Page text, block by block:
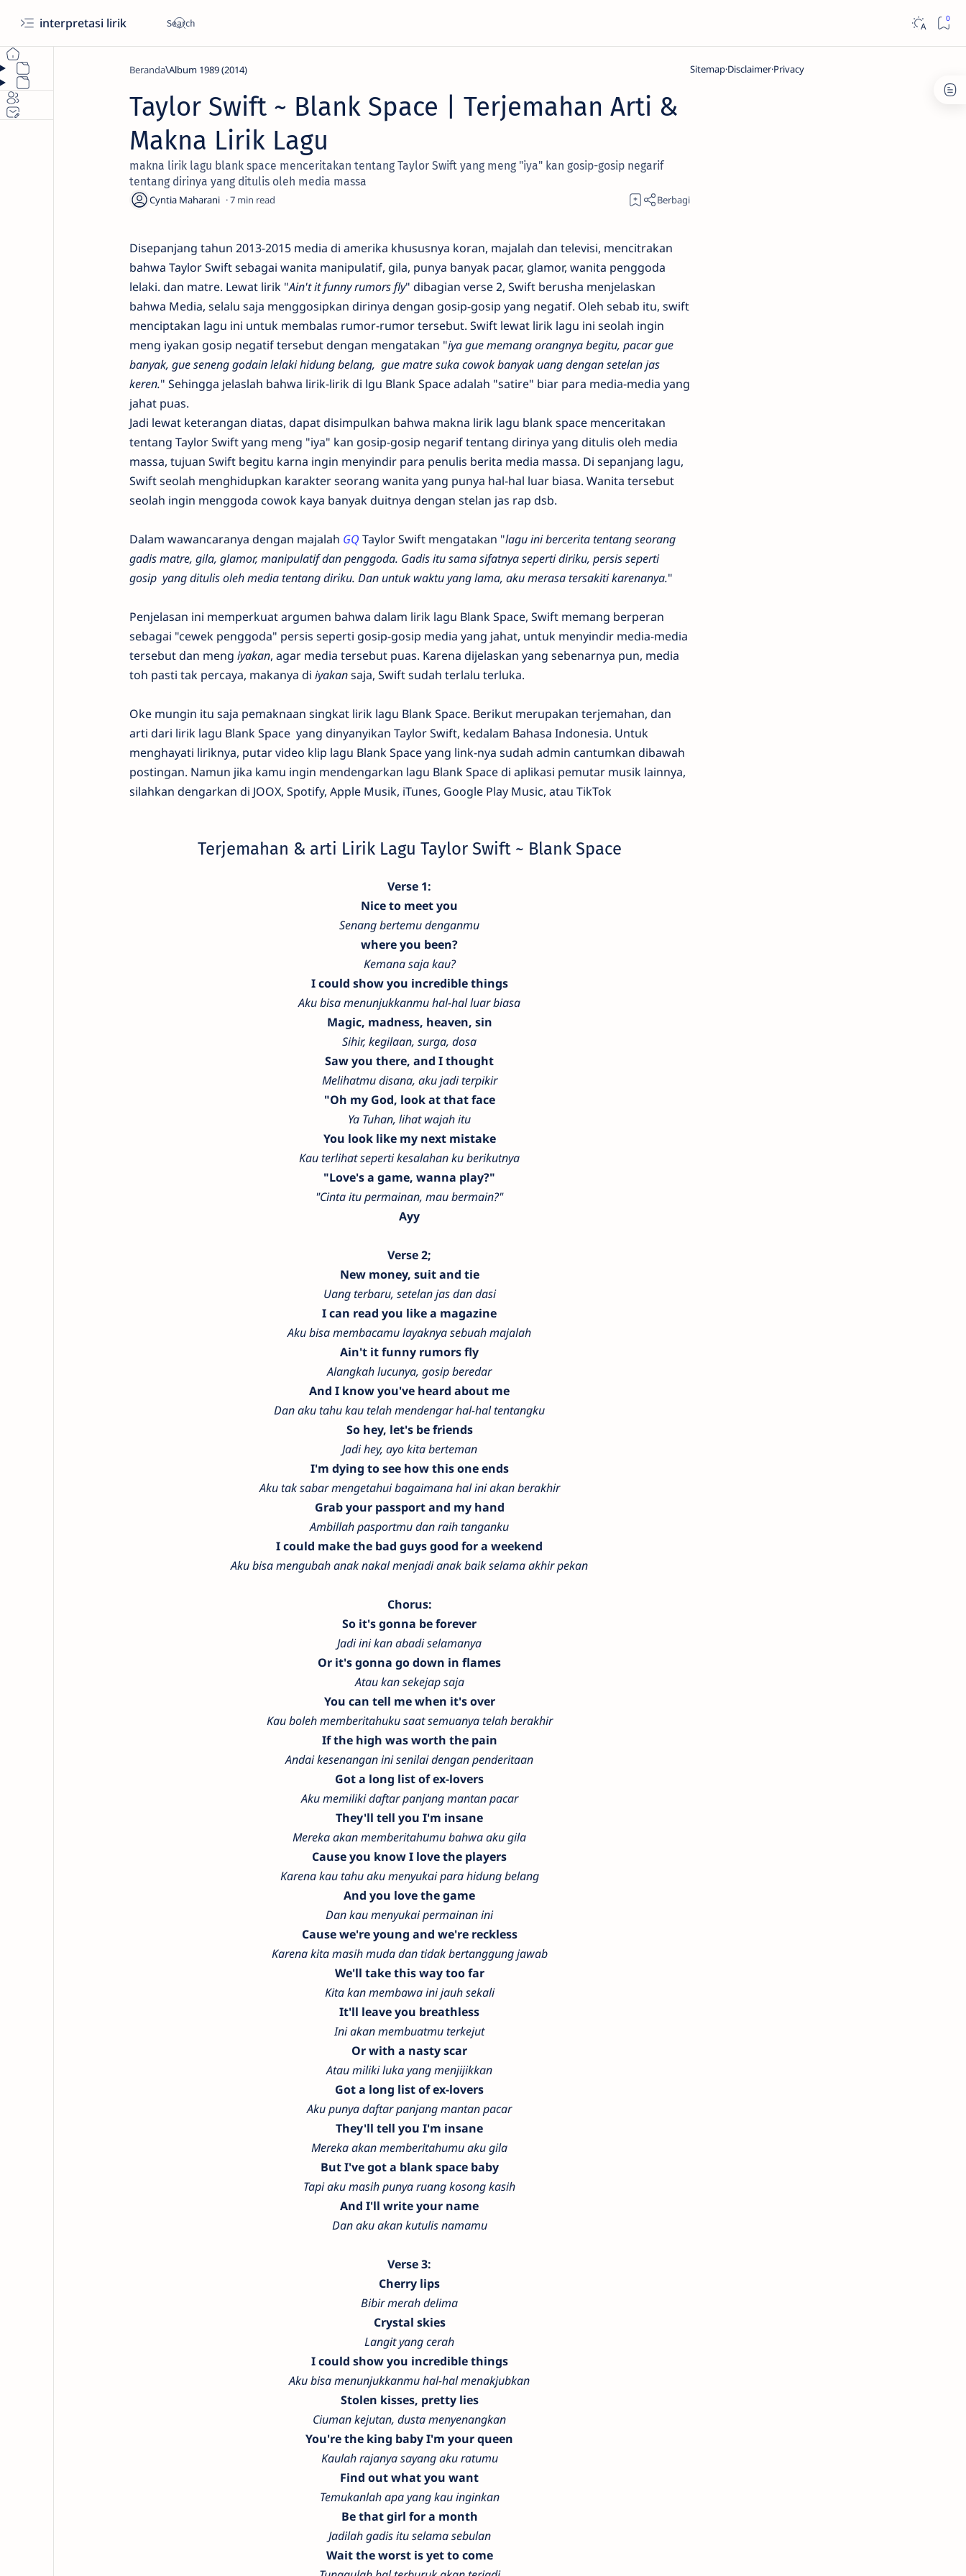
interpretasi lirik
Beranda Album 1989 (2014)
Taylor Swift ~ Blank Space | Terjemahan Arti &
Makna Lirik Lagu
makna lirik lagu blank space menceritakan tentang Taylor Swift yang meng "iya" kan gosip-gosip negarif
tentang dirinya yang ditulis oleh media massa
7
Disepanjang tahun 2013-2015 media di amerika khususnya koran, majalah dan televisi, mencitrakan
bahwa Taylor Swift sebagai wanita manipulatif, gila, punya banyak pacar, glamor, wanita penggoda
lelaki. dan matre. Lewat lirik "Ain't it funny rumors fly" dibagian verse 2, Swift berusha menjelaskan
bahwa Media, selalu saja menggosipkan dirinya dengan gosip-gosip yang negatif. Oleh sebab itu, swift
menciptakan lagu ini untuk membalas rumor-rumor tersebut. Swift lewat lirik lagu ini seolah ingin
meng iyakan gosip negatif tersebut dengan mengatakan "iya gue memang orangnya begitu, pacar gue
banyak, gue seneng godain lelaki hidung belang, gue matre suka cowok banyak uang dengan setelan jas
keren." Sehingga jelaslah bahwa lirik-lirik di lgu Blank Space adalah "satire" biar para media-media yang
jahat puas.
Jadi lewat keterangan diatas, dapat disimpulkan bahwa makna lirik lagu blank space menceritakan
tentang Taylor Swift yang meng "iya" kan gosip-gosip negarif tentang dirinya yang ditulis oleh media
massa, tujuan Swift begitu karna ingin menyindir para penulis berita media massa. Di sepanjang lagu,
Swift seolah menghidupkan karakter seorang wanita yang punya hal-hal luar biasa. Wanita tersebut
seolah ingin menggoda cowok kaya banyak duitnya dengan stelan jas rap dsb.
Dalam wawancaranya dengan majalah GQ Taylor Swift mengatakan "lagu ini bercerita tentang seorang
gadis matre, gila, glamor, manipulatif dan penggoda. Gadis itu sama sifatnya seperti diriku, persis seperti
gosip yang ditulis oleh media tentang diriku. Dan untuk waktu yang lama, aku merasa tersakiti karenanya."
Penjelasan ini memperkuat argumen bahwa dalam lirik lagu Blank Space, Swift memang berperan
sebagai "cewek penggoda" persis seperti gosip-gosip media yang jahat, untuk menyindir media-media
tersebut dan meng iyakan, agar media tersebut puas. Karena dijelaskan yang sebenarnya pun, media
toh pasti tak percaya, makanya di iyakansaja, Swift sudah terlalu terluka.
Oke mungin itu saja pemaknaan singkat lirik lagu Blank Space. Berikut merupakan terjemahan, dan
arti dari lirik lagu Blank Space yang dinyanyikan Taylor Swift, kedalam Bahasa Indonesia. Untuk
menghayati liriknya, putar video klip lagu Blank Space yang link-nya sudah admin cantumkan dibawah
postingan. Namun jika kamu ingin mendengarkan lagu Blank Space di aplikasi pemutar musik lainnya,
silahkan dengarkan di JOOX, Spotify, Apple Musik, iTunes, Google Play Music, atau TikTok
Terjemahan & arti Lirik Lagu Taylor Swift ~ Blank Space
Verse 1:
Nice to meet you
Senang bertemu denganmu
where you been?
Kemana saja kau?
I could show you incredible things
Aku bisa menunjukkanmu hal-hal luar biasa
Magic, madness, heaven, sin
Sihir, kegilaan, surga, dosa
Saw you there, and I thought
Melihatmu disana, aku jadi terpikir
"Oh my God, look at that face
Ya Tuhan, lihat wajah itu
You look like my next mistake
Kau terlihat seperti kesalahan ku berikutnya
"Love's a game, wanna play?"
"Cinta itu permainan, mau bermain?"
Ayy
Verse 2;
New money, suit and tie
Uang terbaru, setelan jas dan dasi
I can read you like a magazine
Aku bisa membacamu layaknya sebuah majalah
Ain't it funny rumors fly
Alangkah lucunya, gosip beredar
And I know you've heard about me
Dan aku tahu kau telah mendengar hal-hal tentangku
So hey, let's be friends
Jadi hey, ayo kita berteman
I'm dying to see how this one ends
Aku tak sabar mengetahui bagaimana hal ini akan berakhir
Grab your passport and my hand
Ambillah pasportmu dan raih tanganku
I could make the bad guys good for a weekend
Aku bisa mengubah anak nakal menjadi anak baik selama akhir pekan
Chorus:
So it's gonna be forever
Jadi ini kan abadi selamanya
Or it's gonna go down in flames
Atau kan sekejap saja
You can tell me when it's over
Kau boleh memberitahuku saat semuanya telah berakhir
If the high was worth the pain
Andai kesenangan ini senilai dengan penderitaan
Got a long list of ex-lovers
Aku memiliki daftar panjang mantan pacar
They'll tell you I'm insane
Mereka akan memberitahumu bahwa aku gila
Cause you know I love the players
Karena kau tahu aku menyukai para hidung belang
And you love the game
Dan kau menyukai permainan ini
Cause we're young and we're reckless
Karena kita masih muda dan tidak bertanggung jawab
We'll take this way too far
Kita kan membawa ini jauh sekali
It'll leave you breathless
Ini akan membuatmu terkejut
Or with a nasty scar
Atau miliki luka yang menjijikkan
Got a long list of ex-lovers
Aku punya daftar panjang mantan pacar
They'll tell you I'm insane
Mereka akan memberitahumu aku gila
But I've got a blank space baby
Tapi aku masih punya ruang kosong kasih
And I'll write your name
Dan aku akan kutulis namamu
Verse 3:
Cherry lips
Bibir merah delima
Crystal skies
Langit yang cerah
I could show you incredible things
Aku bisa menunjukkanmu hal-hal menakjubkan
Stolen kisses, pretty lies
Ciuman kejutan, dusta menyenangkan
You're the king baby I'm your queen
Kaulah rajanya sayang aku ratumu
Find out what you want
Temukanlah apa yang kau inginkan
Be that girl for a month
Jadilah gadis itu selama sebulan
Wait the worst is yet to come
SitemapDisclaimerPrivacy